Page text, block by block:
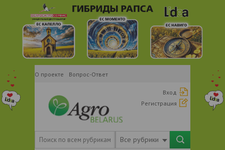
О проекте Вопрос-Ответ
Вход
Регистрация
Все рубрики